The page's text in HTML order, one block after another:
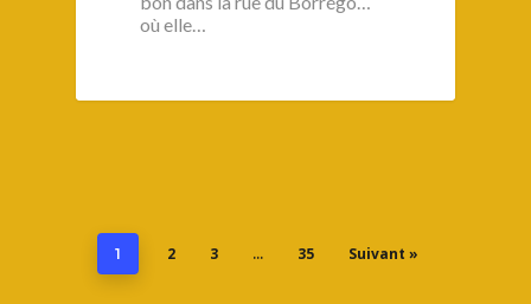
où elle…
1 2 3 … 35 Suivant »